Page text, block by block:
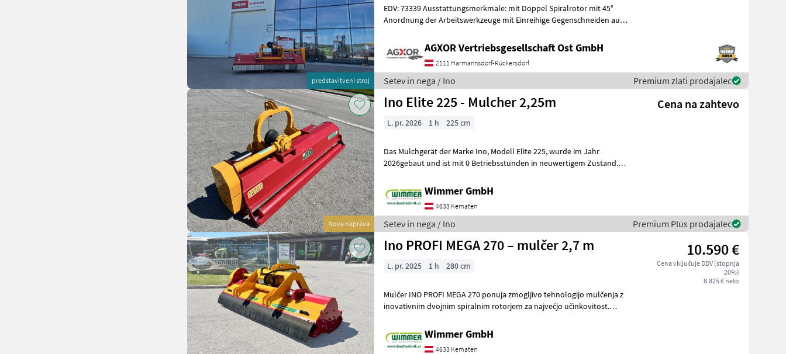
predstavitveni stroj
EDV: 73339 Ausstattungsmerkmale: mit Doppel Spiralrotor mit 45°
Anordnung der Arbeitswerkzeuge mit Einreihige Gegenschneiden aus
AGXOR Vertriebsgesellschaft Ost GmbH
2111 Harmannsdorf-Rückersdorf
Setev in nega / Ino Premium zlati prodajalec
Nova naprava
Ino Elite 225 - Mulcher 2,25m Cena na zahtevo
L. pr. 2026 1 h 225 cm
Das Mulchgerät der Marke Ino, Modell Elite 225, wurde im Jahr
2026gebaut und ist mit 0 Betriebsstunden in neuwertigem Zustand.
Wimmer GmbH
4633 Kematen
Setev in nega / Ino Premium Plus prodajalec
Ino PROFI MEGA 270 – mulčer 2,7 m 10.590 €
Cena vključuje DDV (stopnja
20%)
8.825 € neto
L. pr. 2025 1 h 280 cm
Mulčer INO PROFI MEGA 270 ponuja zmogljivo tehnologijo mulčenja z
inovativnim dvojnim spiralnim rotorjem za največjo učinkovitost.
Wimmer GmbH
4633 Kematen